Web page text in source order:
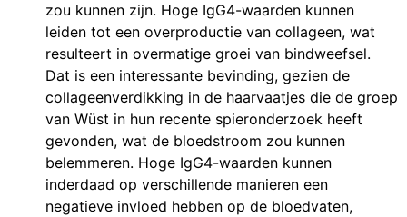
zou kunnen zijn. Hoge IgG4-waarden kunnen
leiden tot een overproductie van collageen, wat
resulteert in overmatige groei van bindweefsel.
Dat is een interessante bevinding, gezien de
collageenverdikking in de haarvaatjes die de groep
van Wüst in hun recente spieronderzoek heeft
gevonden, wat de bloedstroom zou kunnen
belemmeren. Hoge IgG4-waarden kunnen
inderdaad op verschillende manieren een
negatieve invloed hebben op de bloedvaten,